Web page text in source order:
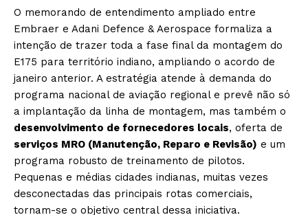
O memorando de entendimento ampliado entre
Embraer e Adani Defence & Aerospace formaliza a
intenção de trazer toda a fase final da montagem do
E175 para território indiano, ampliando o acordo de
janeiro anterior. A estratégia atende à demanda do
programa nacional de aviação regional e prevê não só
a implantação da linha de montagem, mas também o
desenvolvimento de fornecedores locais, oferta de
serviços MRO (Manutenção, Reparo e Revisão) e um
programa robusto de treinamento de pilotos.
Pequenas e médias cidades indianas, muitas vezes
desconectadas das principais rotas comerciais,
tornam-se o objetivo central dessa iniciativa.